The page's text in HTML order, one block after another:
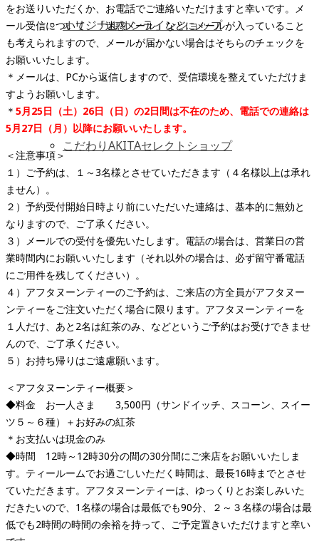
オリジナルオンラインショップ
こだわりAKITAセレクトショップ
をお送りいただくか、お電話でご連絡いただけますと幸いです。メ
ール受信について、「迷惑メール」などにメールが入っていること
も考えられますので、メールが届かない場合はそちらのチェックを
お願いいたします。
＊メールは、PCから返信しますので、受信環境を整えていただけま
すようお願いします。
＊ 5月25日（土）26日（日）の2日間は不在のため、電話での連絡は
5月27日（月）以降にお願いいたします。
＜注意事項＞
１）ご予約は、１～3名様とさせていただきます（４名様以上は承れ
ません）。
２）予約受付開始日時より前にいただいた連絡は、基本的に無効と
なりますので、ご了承ください。
３）メールでの受付を優先いたします。電話の場合は、営業日の営
業時間内にお願いいたします（それ以外の場合は、必ず留守番電話
にご用件を残してください）。
４）アフタヌーンティーのご予約は、ご来店の方全員がアフタヌー
ンティーをご注文いただく場合に限ります。アフタヌーンティーを
１人だけ、あと2名は紅茶のみ、などというご予約はお受けできませ
んので、ご了承ください。
５）お持ち帰りはご遠慮願います。
＜アフタヌーンティー概要＞
◆料金 お一人さま 3,500円（サンドイッチ、スコーン、スイー
ツ５～６種）＋お好みの紅茶
＊お支払いは現金のみ
◆時間 12時～12時30分の間の30分間にご来店をお願いいたしま
す。ティールームでお過ごしいただく時間は、最長16時までとさせ
ていただきます。アフタヌーンティーは、ゆっくりとお楽しみいた
だきたいので、1名様の場合は最低でも90分、２～３名様の場合は最
低でも2時間の時間の余裕を持って、ご予定置きいただけますと幸い